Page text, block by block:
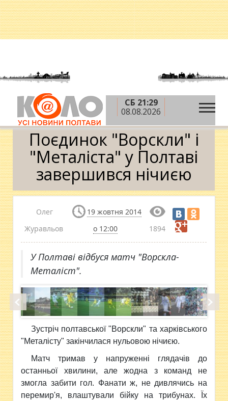
СБ 21:29
08.08.2026
Головна » Новини »
Поєдинок "Ворскли" і
"Металіста" у Полтаві завершився нічиєю
Поєдинок "Ворскли" і
"Металіста" у Полтаві
завершився нічиєю
Олег
Журавльов
19 жовтня 2014
о 12:00
1894
У Полтаві відбуся матч "Ворскла-
Металіст".
Зустріч полтавської "Ворскли" та харківського
"Металісту" закінчилася нульовою нічиєю.
Матч тримав у напруженні глядачів до
останньої хвилини, але жодна з команд не
змогла забити гол. Фанати ж, не дивлячись на
перемир'я, влаштували бійку на трибунах. Їх